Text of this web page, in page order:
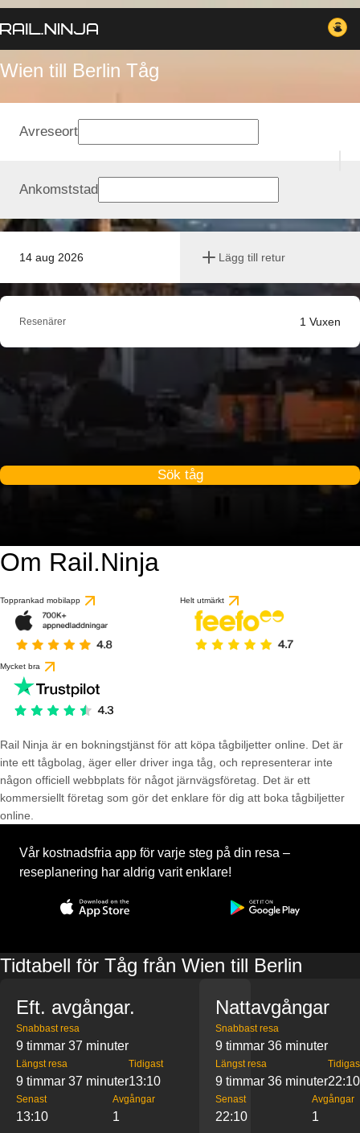
Wien till Berlin Tåg
14 aug 2026 Lägg till retur
Avreseort
Ankomststad
Resenärer 1 Vuxen
Sök tåg
Om Rail.Ninja
Topprankad mobilapp Helt utmärkt
Mycket bra
Rail Ninja är en bokningstjänst för att köpa tågbiljetter online. Det är
inte ett tågbolag, äger eller driver inga tåg, och representerar inte
någon officiell webbplats för något järnvägsföretag. Det är ett
kommersiellt företag som gör det enklare för dig att boka tågbiljetter
online.
Vår kostnadsfria app för varje steg på din resa –
reseplanering har aldrig varit enklare!
Tidtabell för Tåg från Wien till Berlin
Eft. avgångar.
Snabbast resa
9 timmar 37 minuter
Längst resa
9 timmar 37 minuter
Tidigast
13:10
Senast
13:10
Avgångar
1
Nattavgångar
Snabbast resa
9 timmar 36 minuter
Längst resa
9 timmar 36 minuter22:10
Senast
22:10
Avgångar
1